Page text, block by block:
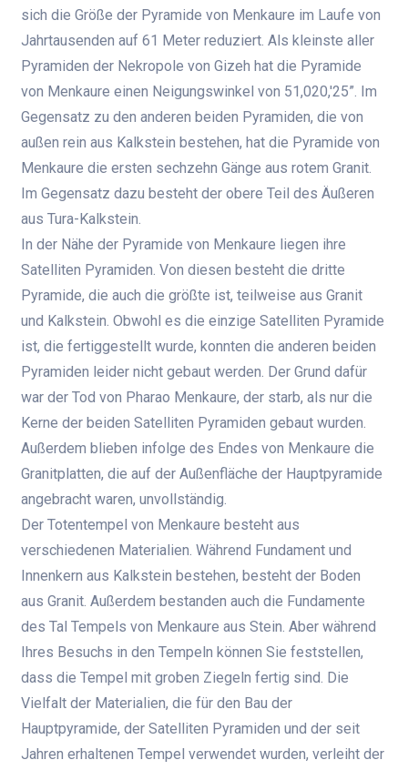
sich die Größe der Pyramide von Menkaure im Laufe von
Jahrtausenden auf 61 Meter reduziert. Als kleinste aller
Pyramiden der Nekropole von Gizeh hat die Pyramide
von Menkaure einen Neigungswinkel von 51,020,'25”. Im
Gegensatz zu den anderen beiden Pyramiden, die von
außen rein aus Kalkstein bestehen, hat die Pyramide von
Menkaure die ersten sechzehn Gänge aus rotem Granit.
Im Gegensatz dazu besteht der obere Teil des Äußeren
aus Tura-Kalkstein.
In der Nähe der Pyramide von Menkaure liegen ihre
Satelliten Pyramiden. Von diesen besteht die dritte
Pyramide, die auch die größte ist, teilweise aus Granit
und Kalkstein. Obwohl es die einzige Satelliten Pyramide
ist, die fertiggestellt wurde, konnten die anderen beiden
Pyramiden leider nicht gebaut werden. Der Grund dafür
war der Tod von Pharao Menkaure, der starb, als nur die
Kerne der beiden Satelliten Pyramiden gebaut wurden.
Außerdem blieben infolge des Endes von Menkaure die
Granitplatten, die auf der Außenfläche der Hauptpyramide
angebracht waren, unvollständig.
Der Totentempel von Menkaure besteht aus
verschiedenen Materialien. Während Fundament und
Innenkern aus Kalkstein bestehen, besteht der Boden
aus Granit. Außerdem bestanden auch die Fundamente
des Tal Tempels von Menkaure aus Stein. Aber während
Ihres Besuchs in den Tempeln können Sie feststellen,
dass die Tempel mit groben Ziegeln fertig sind. Die
Vielfalt der Materialien, die für den Bau der
Hauptpyramide, der Satelliten Pyramiden und der seit
Jahren erhaltenen Tempel verwendet wurden, verleiht der